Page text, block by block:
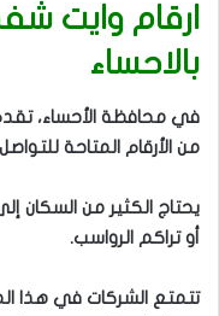
ارقام وايت
بالاحساء
في محافظة الأحساء،
من الأرقام المتاحة
يحتاج الكثير من السكان
أو تراكم الرواسب.
تتمتع الشركات في هذا